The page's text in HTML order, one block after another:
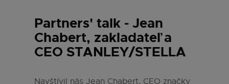
Partners' talk - Jean
Chabert, zakladateľ a
CEO STANLEY/STELLA
Navštívil nás Jean Chabert, CEO značky